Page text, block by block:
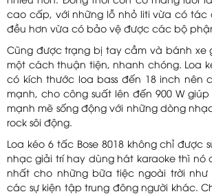
cao cấp, với những lỗ nhỏ liti vừa có tác
đều hơn vừa có bảo vệ được các bộ
Cũng được trạng bị tay cầm và bánh xe
một cách thuận tiện, nhanh chóng. Loa
có kích thước loa bass đến 18 inch nên
mạnh, cho công suất lên đến 900 W
mạnh mẽ sống động với những dòng
rock sôi động.
Loa kéo 6 tấc Bose 8018 không chỉ được
nhạc giải trí hay dùng hát karaoke thì nó
nhất cho những bữa tiệc ngoài trời
các sự kiện tập trung đông người khác.